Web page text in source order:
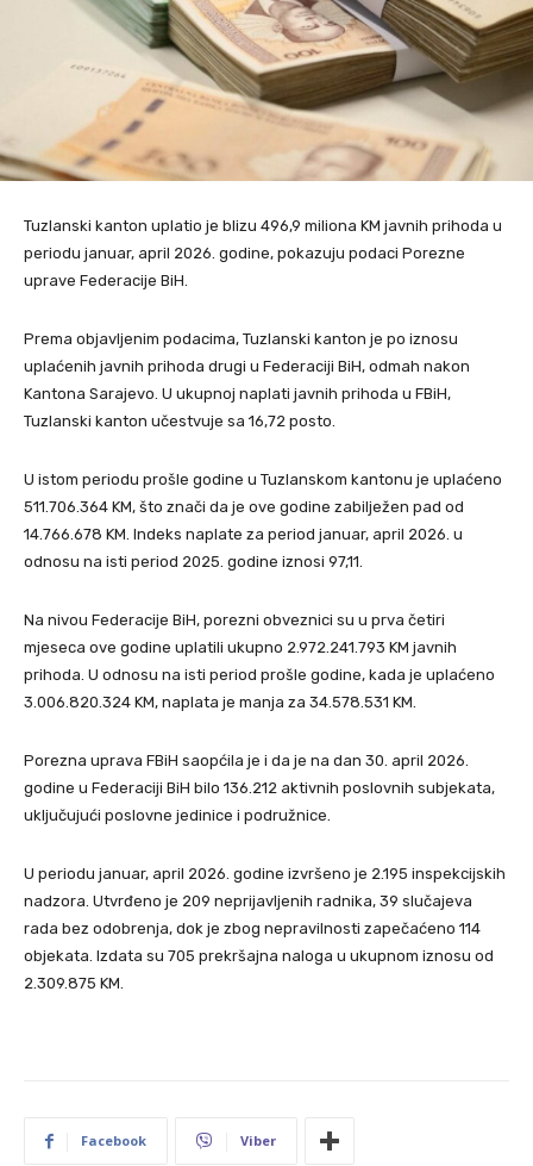
Tuzlanski kanton uplatio je blizu 496,9 miliona KM javnih prihoda u
periodu januar, april 2026. godine, pokazuju podaci Porezne
uprave Federacije BiH.
Prema objavljenim podacima, Tuzlanski kanton je po iznosu
uplaćenih javnih prihoda drugi u Federaciji BiH, odmah nakon
Kantona Sarajevo. U ukupnoj naplati javnih prihoda u FBiH,
Tuzlanski kanton učestvuje sa 16,72 posto.
U istom periodu prošle godine u Tuzlanskom kantonu je uplaćeno
511.706.364 KM, što znači da je ove godine zabilježen pad od
14.766.678 KM. Indeks naplate za period januar, april 2026. u
odnosu na isti period 2025. godine iznosi 97,11.
Na nivou Federacije BiH, porezni obveznici su u prva četiri
mjeseca ove godine uplatili ukupno 2.972.241.793 KM javnih
prihoda. U odnosu na isti period prošle godine, kada je uplaćeno
3.006.820.324 KM, naplata je manja za 34.578.531 KM.
Porezna uprava FBiH saopćila je i da je na dan 30. april 2026.
godine u Federaciji BiH bilo 136.212 aktivnih poslovnih subjekata,
uključujući poslovne jedinice i podružnice.
U periodu januar, april 2026. godine izvršeno je 2.195 inspekcijskih
nadzora. Utvrđeno je 209 neprijavljenih radnika, 39 slučajeva
rada bez odobrenja, dok je zbog nepravilnosti zapečaćeno 114
objekata. Izdata su 705 prekršajna naloga u ukupnom iznosu od
2.309.875 KM.
Facebook Viber